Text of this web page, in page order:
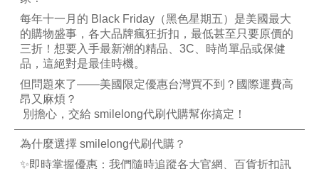
聯絡方式
每年十一月的 Black Friday （黑色星期五） 是美國最大
的購物盛事，各大品牌瘋狂折扣，最低甚至只要原價的
三折！想要入手最新潮的精品、 3C 、時尚單品或保健
品，這絕對是最佳時機。
但問題來了——美國限定優惠台灣買不到？國際運費高
昂又麻煩？
別擔心，交給 smilelong代刷代購幫你搞定！
為什麼選擇 smilelong代刷代購？
✨即時掌握優惠：我們隨時追蹤各大官網、百貨折扣訊